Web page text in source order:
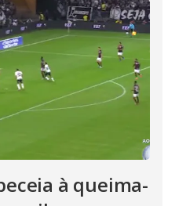
à queima-